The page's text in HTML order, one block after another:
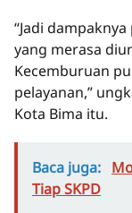
“Jadi
yang merasa
Kecemburuan
pelayanan,”
Kota Bima itu.
Baca juga:
Tiap SKPD